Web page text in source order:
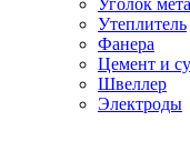
Уголок
Утеплитель
Фанера
Цемент и
Швеллер
Электроды